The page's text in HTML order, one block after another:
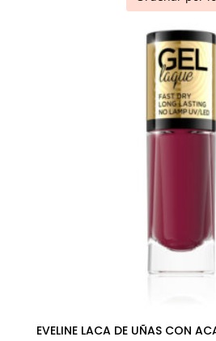
EVELINE LACA DE UÑAS CON